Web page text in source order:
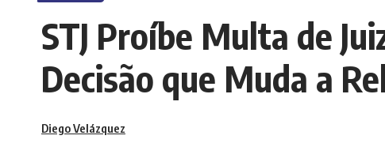
STJ Proíbe Multa de
Decisão que Muda a
Diego Velázquez